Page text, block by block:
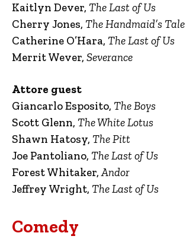
Kaitlyn Dever, The Last of Us
Cherry Jones, The Handmaid’s Tale
Catherine O’Hara, The Last of Us
Merrit Wever, Severance
Attore guest
Giancarlo Esposito, The Boys
Scott Glenn, The White Lotus
Shawn Hatosy, The Pitt
Joe Pantoliano, The Last of Us
Forest Whitaker,Andor
Jeffrey Wright, The Last of Us
Comedy